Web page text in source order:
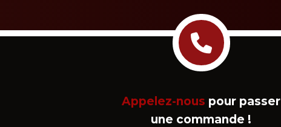
Appelez-nous pour passer
une commande !